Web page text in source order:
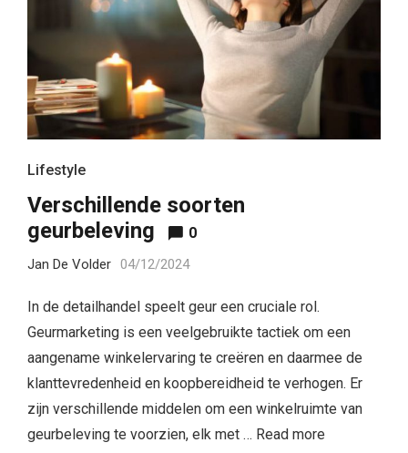
Lifestyle
Verschillende soorten
geurbeleving
0
Jan De Volder 04/12/2024
In de detailhandel speelt geur een cruciale rol.
Geurmarketing is een veelgebruikte tactiek om een
aangename winkelervaring te creëren en daarmee de
klanttevredenheid en koopbereidheid te verhogen. Er
zijn verschillende middelen om een winkelruimte van
geurbeleving te voorzien, elk met … Read more